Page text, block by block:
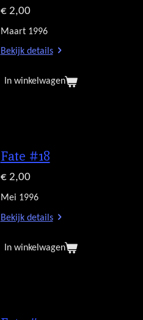
€ 2,00
Maart 1996
Bekijk details
In winkelwagen
Fate #18
€ 2,00
Mei 1996
Bekijk details
In winkelwagen